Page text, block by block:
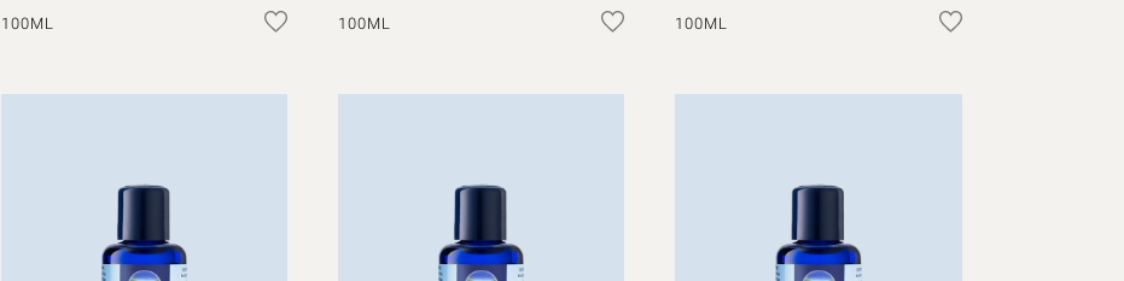
100ML 100ML 100ML